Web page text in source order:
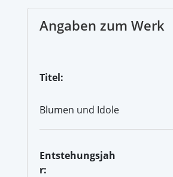
Angaben zum Werk
Titel:
Blumen und Idole
Entstehungsjah
r: